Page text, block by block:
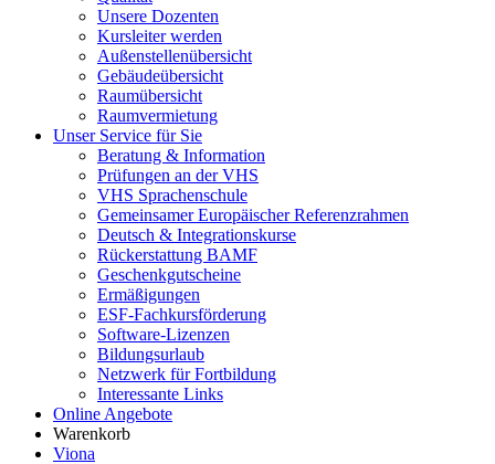
Unsere Dozenten
Kursleiter werden
Außenstellenübersicht
Gebäudeübersicht
Raumübersicht
Raumvermietung
Unser Service für Sie
Beratung & Information
Prüfungen an der VHS
VHS Sprachenschule
Gemeinsamer Europäischer Referenzrahmen
Deutsch & Integrationskurse
Rückerstattung BAMF
Geschenkgutscheine
Ermäßigungen
ESF-Fachkursförderung
Software-Lizenzen
Bildungsurlaub
Netzwerk für Fortbildung
Interessante Links
Online Angebote
Warenkorb
Viona